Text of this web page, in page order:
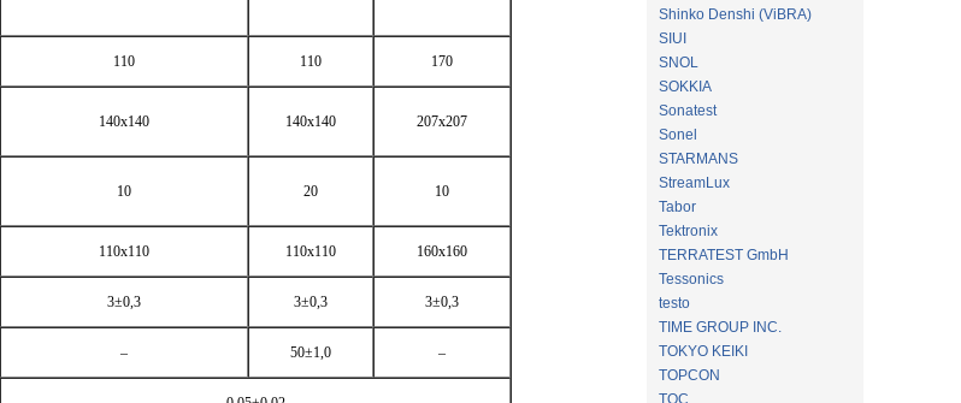
110 110 170
140х140 140x140 207x207
10 20 10
110х110 110x110 160х160
3±0,3 3±0,3 3±0,3
– 50±1,0 –
Shinko Denshi (ViBRA)
SIUI
SNOL
SOKKIA
Sonatest
Sonel
STARMANS
StreamLux
Tabor
Tektronix
TERRATEST GmbH
Tessonics
testo
TIME GROUP INC.
TOKYO KEIKI
TOPCON
TQC